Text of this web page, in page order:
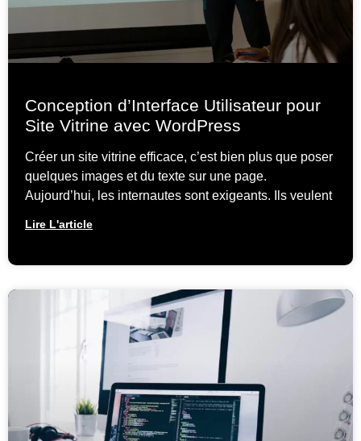
Conception d’Interface Utilisateur pour
Site Vitrine avec WordPress
Créer un site vitrine efficace, c’est bien plus que poser
quelques images et du texte sur une page.
Aujourd’hui, les internautes sont exigeants. Ils veulent
Lire L'article